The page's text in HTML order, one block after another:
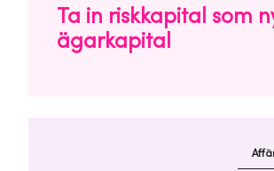
Ta in riskkapital som
ägarkapital